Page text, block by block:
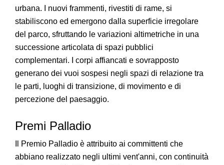
urbana. I nuovi frammenti, rivestiti di rame, si
stabiliscono ed emergono dalla superficie irregolare
del parco, sfruttando le variazioni altimetriche in una
successione articolata di spazi pubblici
complementari. I corpi affiancati e sovrapposto
generano dei vuoi sospesi negli spazi di relazione tra
le parti, luoghi di transizione, di movimento e di
percezione del paesaggio.
Premi Palladio
Il Premio Palladio è attribuito ai committenti che
abbiano realizzato negli ultimi vent'anni, con continuità